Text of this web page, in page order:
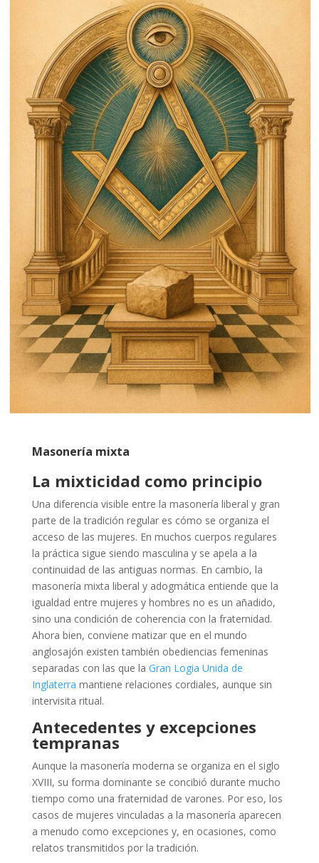
Masonería mixta
La mixticidad como principio
Una diferencia visible entre la masonería liberal y gran
parte de la tradición regular es cómo se organiza el
acceso de las mujeres. En muchos cuerpos regulares
la práctica sigue siendo masculina y se apela a la
continuidad de las antiguas normas. En cambio, la
masonería mixta liberal y adogmática entiende que la
igualdad entre mujeres y hombres no es un añadido,
sino una condición de coherencia con la fraternidad.
Ahora bien, conviene matizar que en el mundo
anglosajón existen también obediencias femeninas
separadas con las que la Gran Logia Unida de
Inglaterra mantiene relaciones cordiales, aunque sin
intervisita ritual.
Antecedentes y excepciones
tempranas
Aunque la masonería moderna se organiza en el siglo
XVIII, su forma dominante se concibió durante mucho
tiempo como una fraternidad de varones. Por eso, los
casos de mujeres vinculadas a la masonería aparecen
a menudo como excepciones y, en ocasiones, como
relatos transmitidos por la tradición.